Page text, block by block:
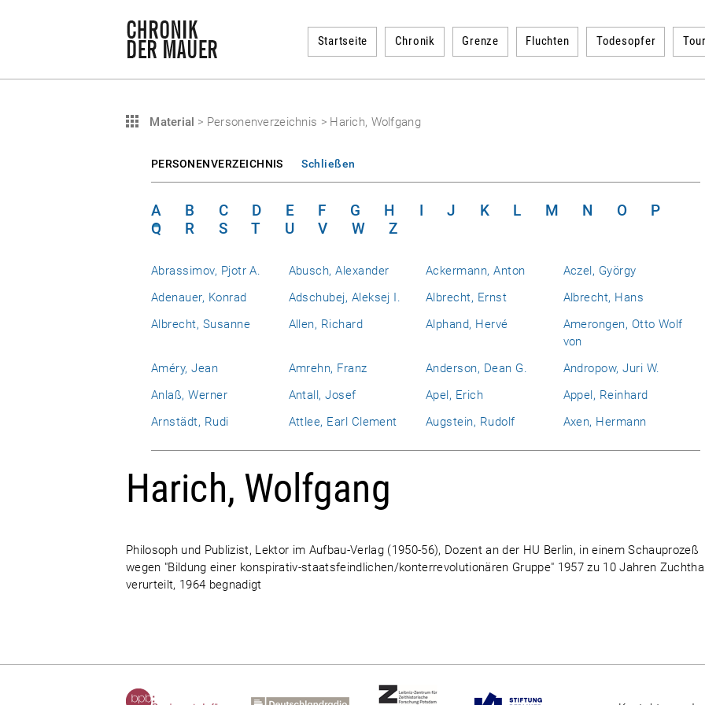
Startseite Chronik Grenze Fluchten Todesopfer
Material > Personenverzeichnis > Harich, Wolfgang
PERSONENVERZEICHNIS Schließen
A B C D E F G H I J K L M N O
P
Q
R S T U V W Z
Abrassimov, Pjotr A. Abusch, Alexander Ackermann, Anton
Aczel, György
Adenauer, Konrad
Adschubej, Aleksej I. Albrecht, Ernst
Albrecht, Hans
Albrecht, Susanne
Allen, Richard Alphand, Hervé
Amerongen, Otto Wolf
von
Améry, Jean
Amrehn, Franz Anderson, Dean G.
Andropow, Juri W.
Anlaß, Werner
Antall, Josef Apel, Erich
Appel, Reinhard
Arnstädt, Rudi
Attlee, Earl Clement Augstein, Rudolf Axen, Hermann
Harich, Wolfgang
Philosoph und Publizist, Lektor im Aufbau-Verlag (1950-56), Dozent an der HU Berlin, in einem Schauprozeß
wegen "Bildung einer konspirativ-staatsfeindlichen/konterrevolutionären Gruppe" 1957 zu 10 Jahren
verurteilt, 1964 begnadigt